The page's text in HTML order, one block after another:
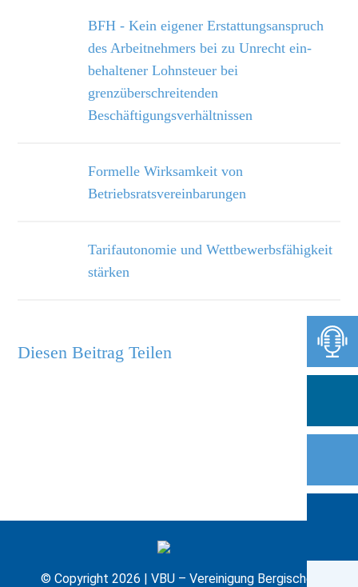
BFH - Kein eigener Erstattungsanspruch
des Arbeitnehmers bei zu Unrecht ein­
behaltener Lohnsteuer bei
grenzüberschreitenden
Beschäftigungsverhältnissen
Formelle Wirksamkeit von
Betriebsratsvereinbarungen
Tarifautonomie und Wettbewerbsfähigkeit
stärken
Diesen Beitrag Teilen
© Copyright 2026 | VBU – Vereinigung Bergischer